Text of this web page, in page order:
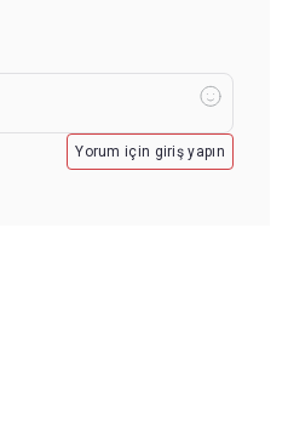
Yorum için giriş yapın